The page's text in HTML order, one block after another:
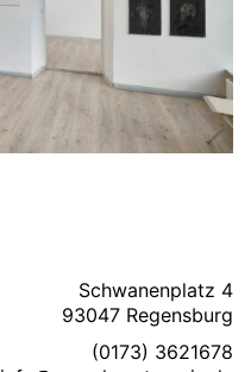
Schwanenplatz 4
93047 Regensburg
(0173) 3621678